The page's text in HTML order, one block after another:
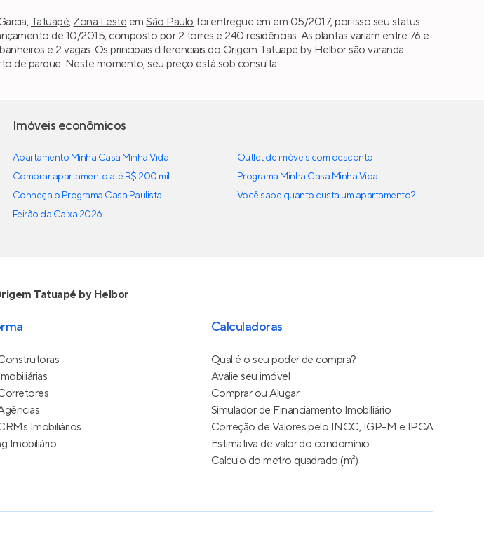
Tatuapé, Zona Leste emSão Paulo foi entregue em em 05/2017, por isso seu status
de 10/2015, composto por 2 torres e 240 residências. As plantas variam entre 76 e
e 2 vagas. Os principais diferenciais do Origem Tatuapé by Helbor são varanda
de parque. Neste momento, seu preço está sob consulta.
Imóveis econômicos
Apartamento Minha Casa Minha Vida
Comprar apartamento até R$ 200 mil
Conheça o Programa Casa Paulista
Feirão da Caixa 2026
Outlet de imóveis com desconto
Programa Minha Casa Minha Vida
Você sabe quanto custa um apartamento?
Tatuapé by Helbor
Imobiliários
Imobiliário
Calculadoras
Qual é o seu poder de compra?
Avalie seu imóvel
Comprar ou Alugar
Simulador de Financiamento Imobiliário
Correção de Valores pelo INCC, IGP-M e IPCA
Estimativa de valor do condomínio
Calculo do metro quadrado (m²)